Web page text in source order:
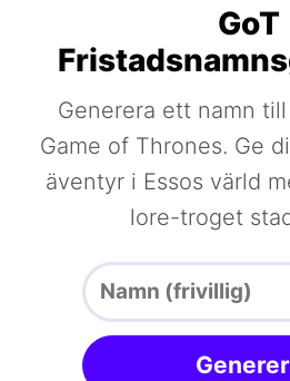
GoT
Generera ett namn
Game of Thrones. Ge
äventyr i Essos värld
lore-troget